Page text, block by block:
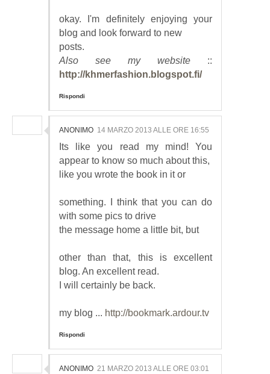
okay. I'm definitely enjoying your
blog and look forward to new
posts.
Also see my website ::
http://khmerfashion.blogspot.fi/
Rispondi
ANONIMO 14 MARZO 2013 ALLE ORE 16:55
Its like you read my mind! You
appear to know so much about this,
like you wrote the book in it or
something. I think that you can do
with some pics to drive
the message home a little bit, but
other than that, this is excellent
blog. An excellent read.
I will certainly be back.
my blog ... http://bookmark.ardour.tv
Rispondi
ANONIMO 21 MARZO 2013 ALLE ORE 03:01